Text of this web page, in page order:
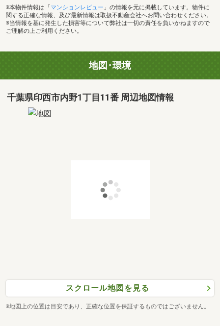
※本物件情報は「 マンションレビュー 」の情報を元に掲載しています。物件に
関する正確な情報、及び最新情報は取扱不動産会社へお問い合わせください。
※当情報を基に発生した損害等について弊社は一切の責任を負いかねますので
ご理解の上ご利用ください。
地図･環境
千葉県印西市内野1丁目11番 周辺地図情報
スクロール地図を見る
※地図上の位置は目安であり、正確な位置を保証するものではございません。